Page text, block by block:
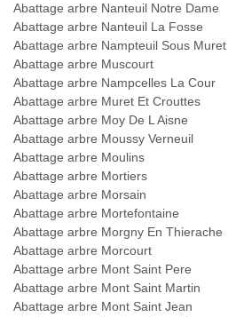
Abattage arbre Nanteuil Notre Dame
Abattage arbre Nanteuil La Fosse
Abattage arbre Nampteuil Sous Muret
Abattage arbre Muscourt
Abattage arbre Nampcelles La Cour
Abattage arbre Muret Et Crouttes
Abattage arbre Moy De L Aisne
Abattage arbre Moussy Verneuil
Abattage arbre Moulins
Abattage arbre Mortiers
Abattage arbre Morsain
Abattage arbre Mortefontaine
Abattage arbre Morgny En Thierache
Abattage arbre Morcourt
Abattage arbre Mont Saint Pere
Abattage arbre Mont Saint Martin
Abattage arbre Mont Saint Jean